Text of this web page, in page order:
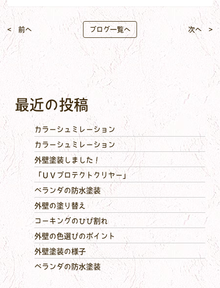
< 前へ ブログ一覧へ 次へ >
最近の投稿
カラーシュミレーション
カラーシュミレーション
外壁塗装しました！
「ＵＶプロテクトクリヤー」
ベランダの防水塗装
外壁の塗り替え
コーキングのひび割れ
外壁の色選びのポイント
外壁塗装の様子
ベランダの防水塗装